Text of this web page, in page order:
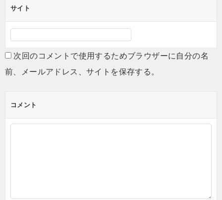
サイト
次回のコメントで使用するためブラウザーに自分の名
前、メールアドレス、サイトを保存する。
コメント